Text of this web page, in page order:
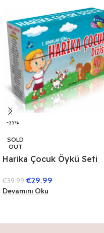
-25%
SOLD
OUT
Harika Çocuk Öykü Seti
€39.99 €29.99
Devamını Oku